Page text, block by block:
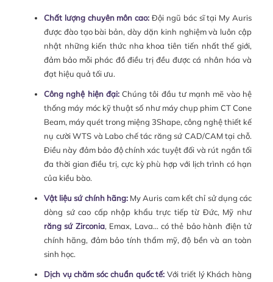
Chất lượng chuyên môn cao: Đội ngũ bác sĩ tại My Auris
được đào tạo bài bản, dày dặn kinh nghiệm và luôn cập
nhật những kiến thức nha khoa tiên tiến nhất thế giới,
đảm bảo mỗi phác đồ điều trị đều được cá nhân hóa và
đạt hiệu quả tối ưu.
Công nghệ hiện đại:Chúng tôi đầu tư mạnh mẽ vào hệ
thống máy móc kỹ thuật số như máy chụp phim CT Cone
Beam, máy quét trong miệng 3Shape, công nghệ thiết kế
nụ cười WTS và Labo chế tác răng sứ CAD/CAM tại chỗ.
Điều này đảm bảo độ chính xác tuyệt đối và rút ngắn tối
đa thời gian điều trị, cực kỳ phù hợp với lịch trình có hạn
của kiều bào.
Vật liệu sứ chính hãng:My Auris cam kết chỉ sử dụng các
dòng sứ cao cấp nhập khẩu trực tiếp từ Đức, Mỹ như
răng sứ Zirconia, Emax, Lava… có thẻ bảo hành điện tử
chính hãng, đảm bảo tính thẩm mỹ, độ bền và an toàn
sinh học.
Dịch vụ chăm sóc chuẩn quốc tế: Với triết lý Khách hàng